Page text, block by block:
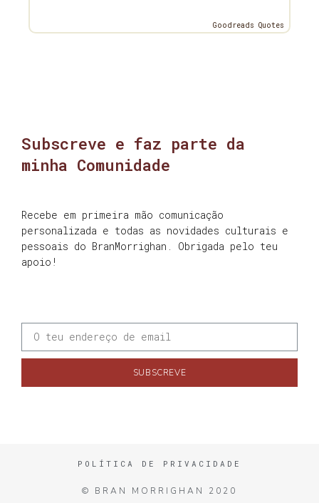
Goodreads Quotes
Subscreve e faz parte da
minha Comunidade
Recebe em primeira mão comunicação
personalizada e todas as novidades culturais e
pessoais do BranMorrighan. Obrigada pelo teu
apoio!
SUBSCREVE
POLÍTICA DE PRIVACIDADE
© BRAN MORRIGHAN 2020